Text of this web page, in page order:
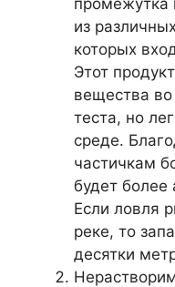
из
которых
Этот
вещества во
теста, но
среде.
частичкам
будет более
Если ловля
реке, то
десятки